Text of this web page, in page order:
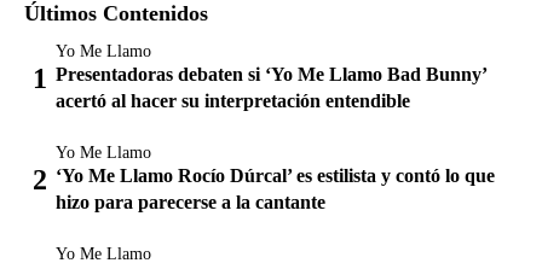
Últimos Contenidos
Yo Me Llamo
Presentadoras debaten si ‘Yo Me Llamo Bad Bunny’
acertó al hacer su interpretación entendible
Yo Me Llamo
‘Yo Me Llamo Rocío Dúrcal’ es estilista y contó lo que
hizo para parecerse a la cantante
Yo Me Llamo